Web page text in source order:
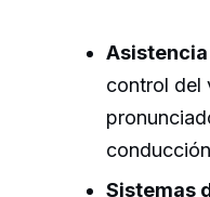
control del
Sistemas